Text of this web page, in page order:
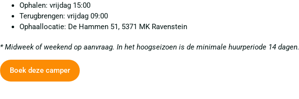
Ophalen: vrijdag 15:00
Terugbrengen: vrijdag 09:00
Ophaallocatie: De Hammen 51, 5371 MK Ravenstein
* Midweek of weekend op aanvraag. In het hoogseizoen is de minimale huurperiode 14 dagen.
Boek deze camper